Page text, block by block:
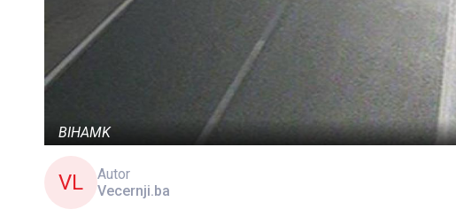
BIHAMK
VL
Autor
Vecernji.ba